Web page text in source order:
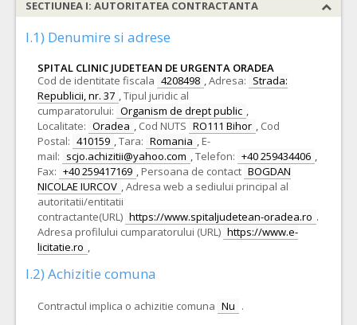
SECTIUNEA I: AUTORITATEA CONTRACTANTA
I.1) Denumire si adrese
SPITAL CLINIC JUDETEAN DE URGENTA ORADEA
Cod de identitate fiscala 4208498 ,Adresa: Strada:
Republicii, nr. 37 ,Tipul juridic al
cumparatorului: Organism de drept public ,
Localitate: Oradea , Cod NUTS RO111 Bihor , Cod
Postal: 410159 ,Tara: Romania , E-
mail: scjo.achizitii@yahoo.com ,Telefon: +40 259434406 ,
Fax: +40 259417169 , Persoana de contact BOGDAN
NICOLAE IURCOV ,Adresa web a sediului principal al
autoritatii/entitatii
contractante(URL) https://www.spitaljudetean-oradea.ro .
Adresa profilului cumparatorului (URL) https://www.e-
licitatie.ro ,
I.2) Achizitie comuna
Contractul implica o achizitie comuna Nu .